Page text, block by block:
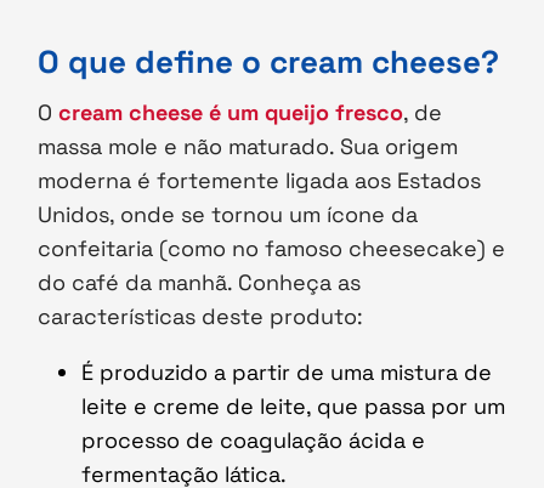
O que define o cream cheese?
Ocream cheese é um queijo fresco, de
massa mole e não maturado. Sua origem
moderna é fortemente ligada aos Estados
Unidos, onde se tornou um ícone da
confeitaria (como no famoso cheesecake) e
do café da manhã. Conheça as
características deste produto:
É produzido a partir de uma mistura de
leite e creme de leite, que passa por um
processo de coagulação ácida e
fermentação lática.